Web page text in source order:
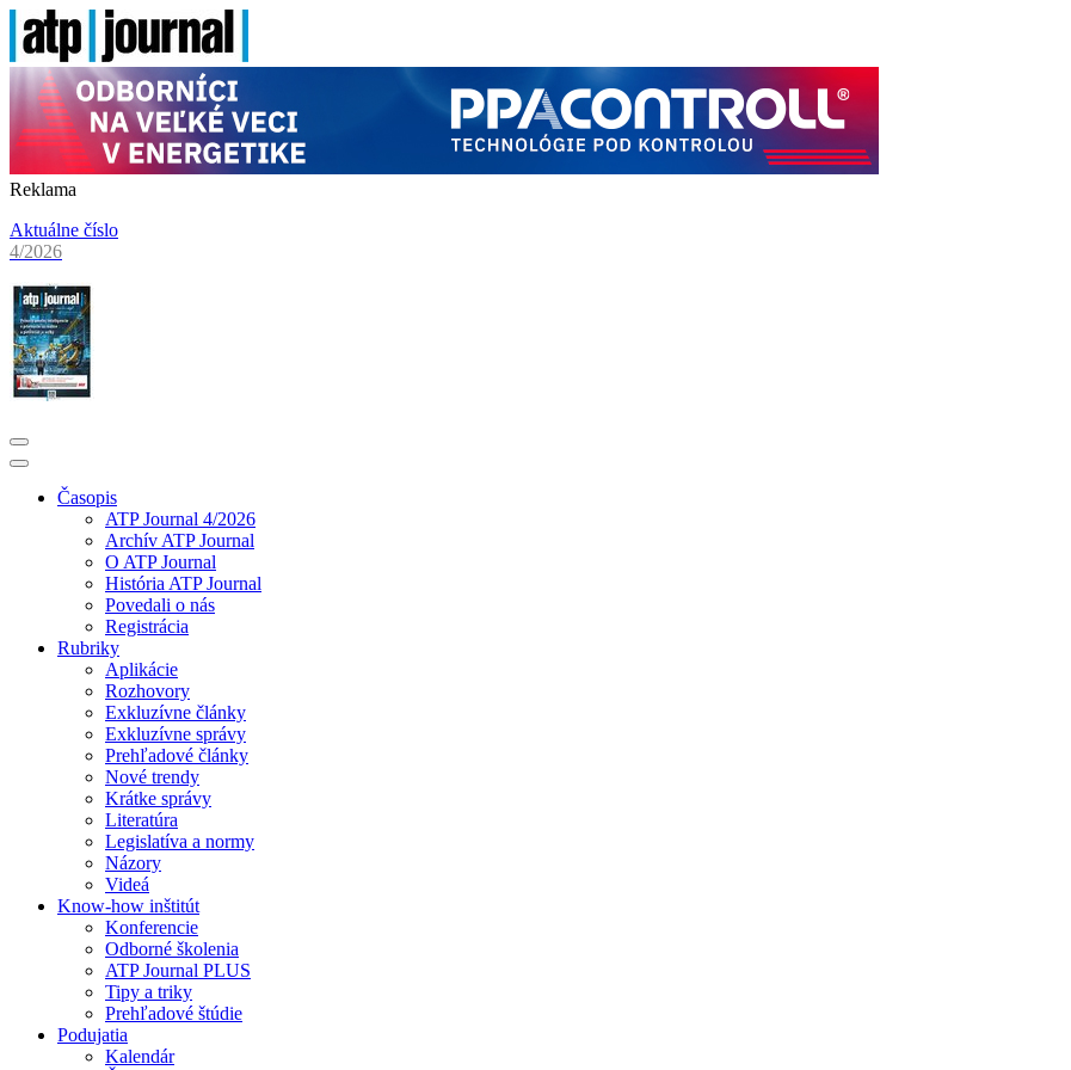
Reklama
Aktuálne číslo
4/2026
Časopis
ATP Journal 4/2026
Archív ATP Journal
O ATP Journal
História ATP Journal
Povedali o nás
Registrácia
Rubriky
Aplikácie
Rozhovory
Exkluzívne články
Exkluzívne správy
Prehľadové články
Nové trendy
Krátke správy
Literatúra
Legislatíva a normy
Názory
Videá
Know-how inštitút
Konferencie
Odborné školenia
ATP Journal PLUS
Tipy a triky
Prehľadové štúdie
Podujatia
Kalendár